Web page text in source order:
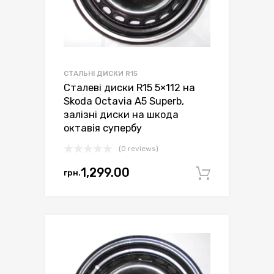
СТАЛЬНІ ДИСКИ R15
Сталеві диски R15 5×112 на
Skoda Octavia A5 Superb,
залізні диски на шкода
октавія супербу
(0 reviews)
грн.1,299.00